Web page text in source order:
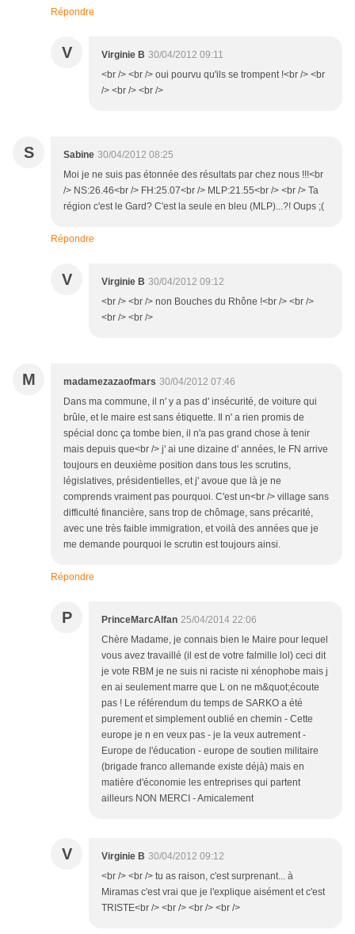
Répondre
V Virginie B 30/04/2012 09:11
<br /> <br /> oui pourvu qu'ils se trompent !<br /> <br
/> <br /> <br />
S Sabine 30/04/2012 08:25
Moi je ne suis pas étonnée des résultats par chez nous !!!<br
/> NS:26.46<br /> FH:25.07<br /> MLP:21.55<br /> <br /> Ta
région c'est le Gard? C'est la seule en bleu (MLP)...?! Oups ;(
Répondre
V Virginie B 30/04/2012 09:12
<br /> <br /> non Bouches du Rhône !<br /> <br />
<br /> <br />
M madamezazaofmars 30/04/2012 07:46
Dans ma commune, il n' y a pas d' insécurité, de voiture qui
brûle, et le maire est sans étiquette. Il n' a rien promis de
spécial donc ça tombe bien, il n'a pas grand chose à tenir
mais depuis que<br /> j' ai une dizaine d' années, le FN arrive
toujours en deuxième position dans tous les scrutins,
législatives, présidentielles, et j' avoue que là je ne
comprends vraiment pas pourquoi. C'est un<br /> village sans
difficulté financière, sans trop de chômage, sans précarité,
avec une très faible immigration, et voilà des années que je
me demande pourquoi le scrutin est toujours ainsi.
Répondre
P PrinceMarcAlfan 25/04/2014 22:06
Chère Madame, je connais bien le Maire pour lequel
vous avez travaillé (il est de votre falmille lol) ceci dit
je vote RBM je ne suis ni raciste ni xénophobe mais j
en ai seulement marre que L on ne m&quot;écoute
pas ! Le référendum du temps de SARKO a été
purement et simplement oublié en chemin - Cette
europe je n en veux pas - je la veux autrement -
Europe de l'éducation - europe de soutien militaire
(brigade franco allemande existe déjà) mais en
matière d'économie les entreprises qui partent
ailleurs NON MERCI - Amicalement
V Virginie B 30/04/2012 09:12
<br /> <br /> tu as raison, c'est surprenant... à
Miramas c'est vrai que je l'explique aisément et c'est
TRISTE<br /> <br /> <br /> <br />